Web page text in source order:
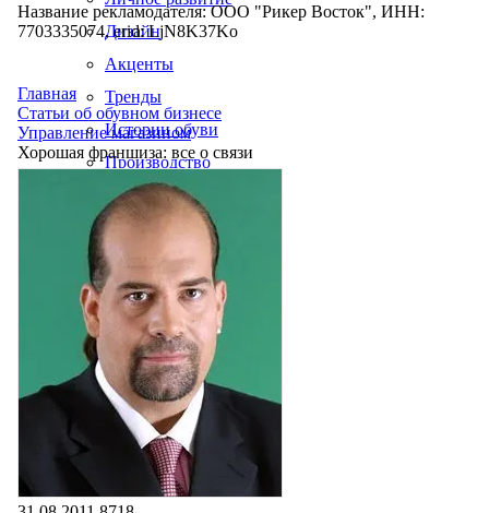
Дизайн
Акценты
Тренды
Истории обуви
Производство
Название рекламодателя: ООО "Рикер Восток", ИНН:
7703335074, erid: LjN8K37Ko
Главная
Статьи об обувном бизнесе
Управление магазином
Хорошая франшиза: все о связи